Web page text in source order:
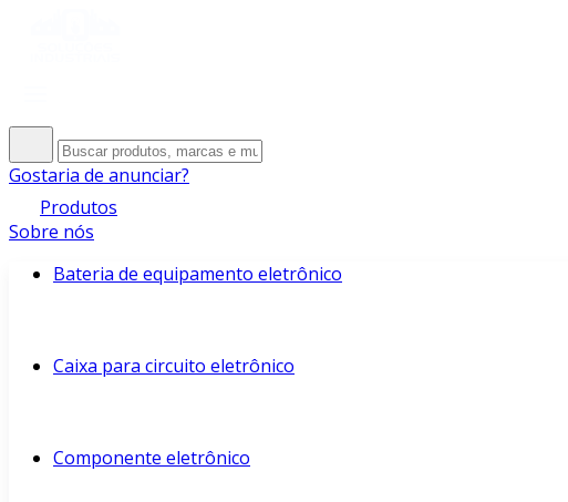
Gostaria de anunciar?
Produtos
Sobre nós
Bateria de equipamento eletrônico
Caixa para circuito eletrônico
Componente eletrônico